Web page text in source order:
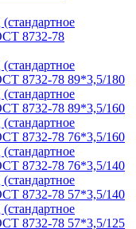
8732-78
8732-78 89*3,5/180
8732-78 89*3,5/160
8732-78 76*3,5/160
8732-78 76*3,5/140
8732-78 57*3,5/140
8732-78 57*3,5/125